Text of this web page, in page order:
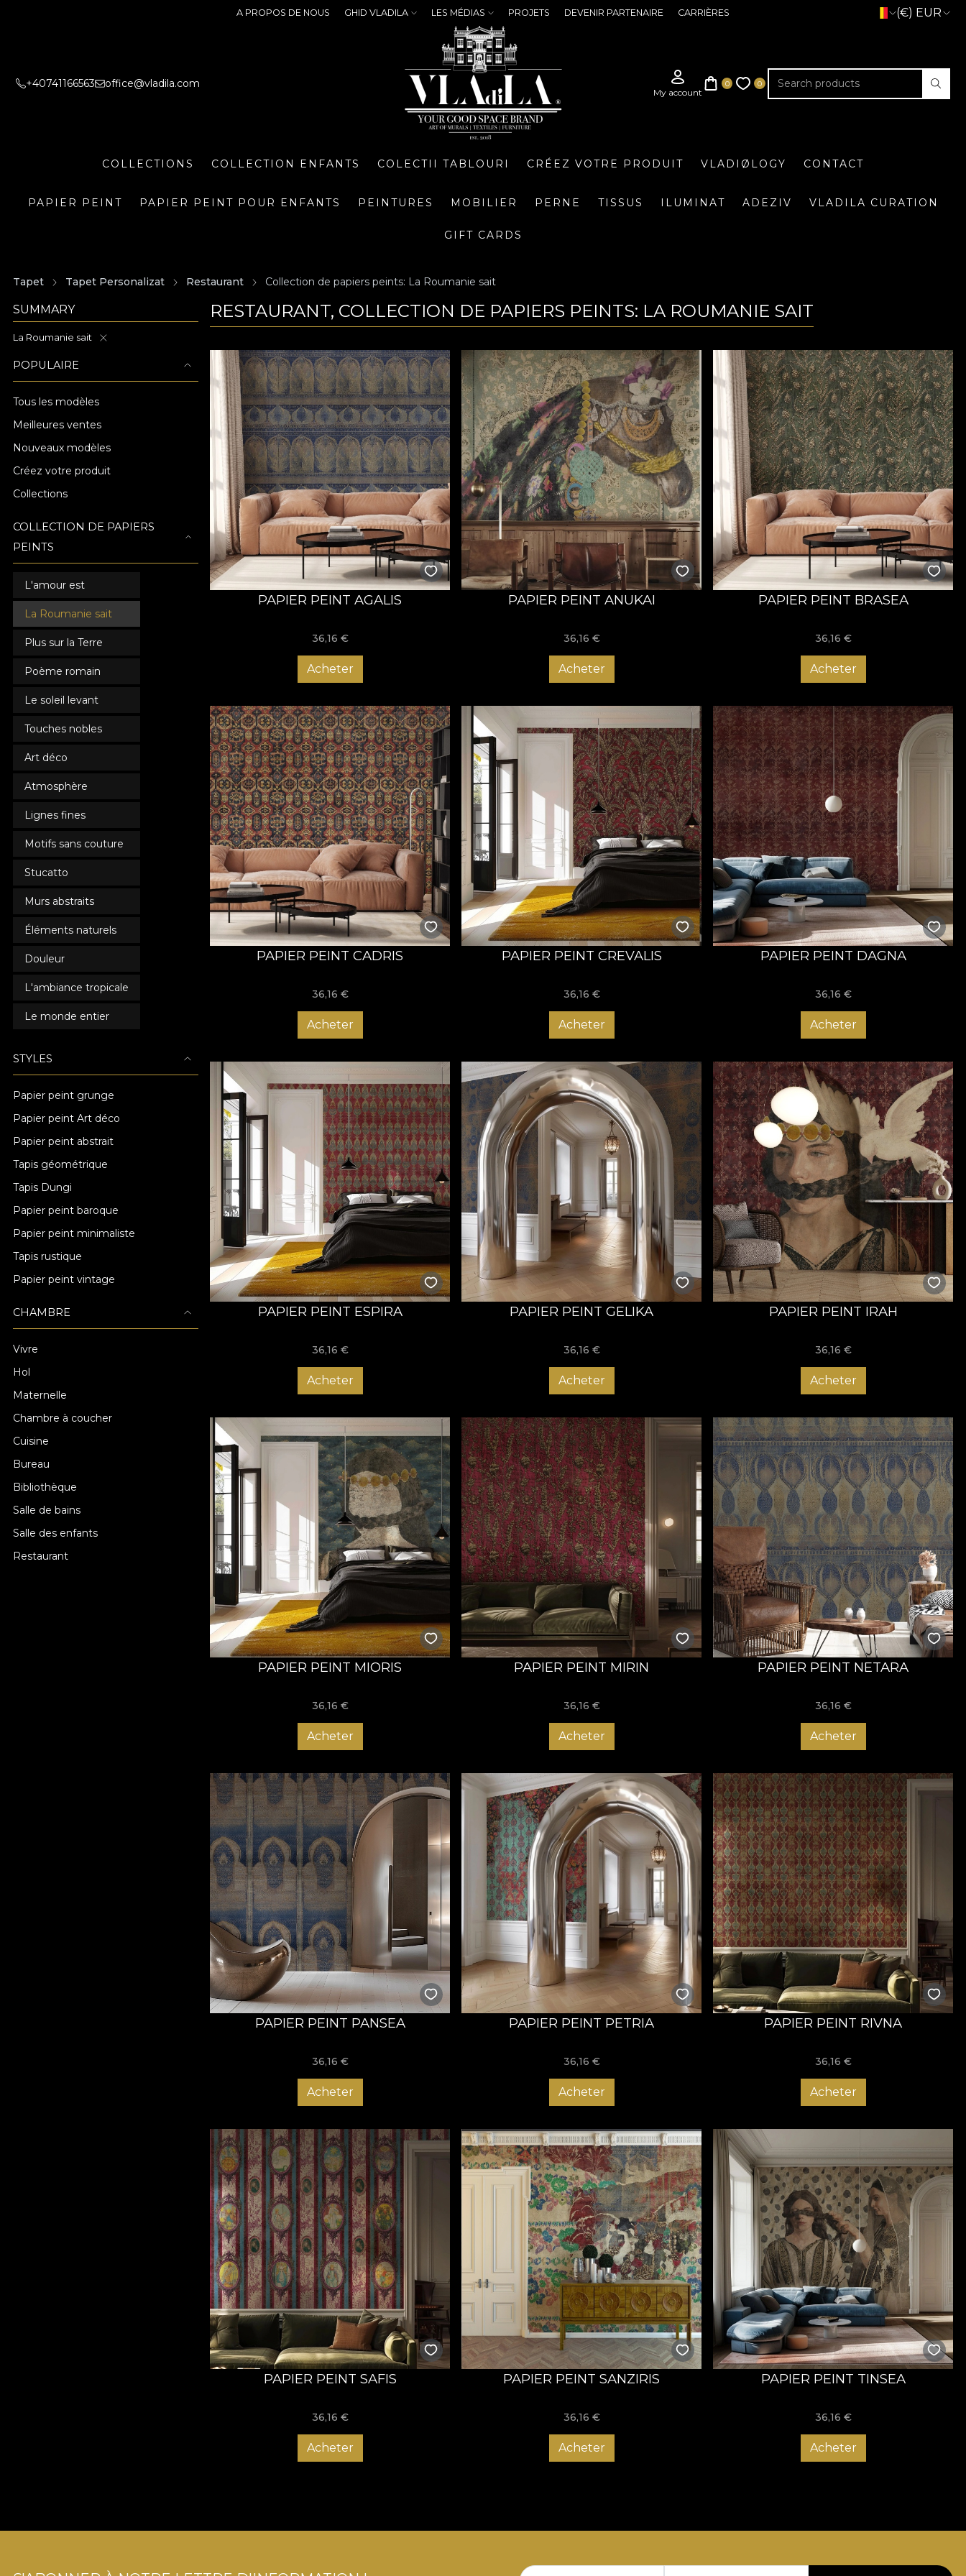
A PROPOS DE NOUS GHID VLADILA LES MÉDIAS PROJETS DEVENIR PARTENAIRE CARRIÈRES (€) EUR
+40741166563 office@vladila.com
COLLECTIONS COLLECTION ENFANTS COLECTII TABLOURI CRÉEZ VOTRE PRODUIT VLADIØLOGY CONTACT
PAPIER PEINT PAPIER PEINT POUR ENFANTS PEINTURES MOBILIER PERNE TISSUS ILUMINAT ADEZIV VLADILA CURATION
GIFT CARDS
Tapet Tapet Personalizat Restaurant Collection de papiers peints: La Roumanie sait
SUMMARY
La Roumanie sait
POPULAIRE
Tous les modèles
Meilleures ventes
Nouveaux modèles
Créez votre produit
Collections
COLLECTION DE PAPIERS
PEINTS
L'amour est
La Roumanie sait
Plus sur la Terre
Poème romain
Le soleil levant
Touches nobles
Art déco
Atmosphère
Lignes fines
Motifs sans couture
Stucatto
Murs abstraits
Éléments naturels
Douleur
L'ambiance tropicale
Le monde entier
STYLES
Papier peint grunge
Papier peint Art déco
Papier peint abstrait
Tapis géométrique
Tapis Dungi
Papier peint baroque
Papier peint minimaliste
Tapis rustique
Papier peint vintage
CHAMBRE
Vivre
Hol
Maternelle
Chambre à coucher
Cuisine
Bureau
Bibliothèque
Salle de bains
Salle des enfants
Restaurant
RESTAURANT, COLLECTION DE PAPIERS PEINTS: LA ROUMANIE SAIT
PAPIER PEINT AGALIS
36,16 €
Acheter
PAPIER PEINT ANUKAI
36,16 €
Acheter
PAPIER PEINT BRASEA
36,16 €
Acheter
PAPIER PEINT CADRIS
36,16 €
Acheter
PAPIER PEINT CREVALIS
36,16 €
Acheter
PAPIER PEINT DAGNA
36,16 €
Acheter
PAPIER PEINT ESPIRA
36,16 €
Acheter
PAPIER PEINT GELIKA
36,16 €
Acheter
PAPIER PEINT IRAH
36,16 €
Acheter
PAPIER PEINT MIORIS
36,16 €
Acheter
PAPIER PEINT MIRIN
36,16 €
Acheter
PAPIER PEINT NETARA
36,16 €
Acheter
PAPIER PEINT PANSEA
36,16 €
Acheter
PAPIER PEINT PETRIA
36,16 €
Acheter
PAPIER PEINT RIVNA
36,16 €
Acheter
PAPIER PEINT SAFIS
36,16 €
Acheter
PAPIER PEINT SANZIRIS
36,16 €
Acheter
PAPIER PEINT TINSEA
36,16 €
Acheter